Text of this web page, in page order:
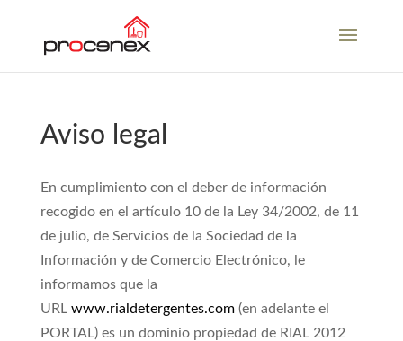
Aviso legal
En cumplimiento con el deber de información
recogido en el artículo 10 de la Ley 34/2002, de 11
de julio, de Servicios de la Sociedad de la
Información y de Comercio Electrónico, le
informamos que la
URL www.rialdetergentes.com(en adelante el
PORTAL) es un dominio propiedad de RIAL 2012